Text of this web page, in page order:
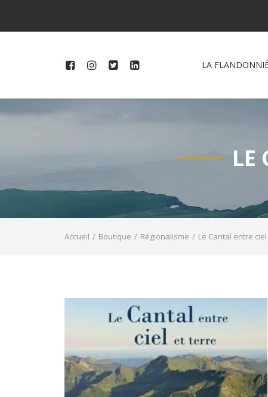
LA
LE
Accueil Boutique Régionalisme Le Cantal entre